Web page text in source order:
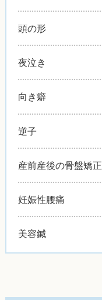
頭の形
夜泣き
向き癖
逆子
産前産後の骨盤矯正
妊娠性腰痛
美容鍼